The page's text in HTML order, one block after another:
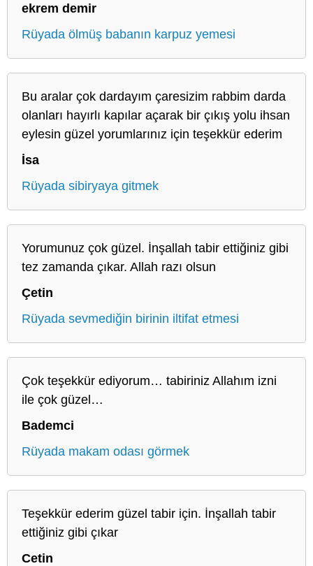
ekrem demir
Rüyada ölmüş babanın karpuz yemesi
Bu aralar çok dardayım çaresizim rabbim darda
olanları hayırlı kapılar açarak bir çıkış yolu ihsan
eylesin güzel yorumlarınız için teşekkür ederim
İsa
Rüyada sibiryaya gitmek
Yorumunuz çok güzel. İnşallah tabir ettiğiniz gibi
tez zamanda çıkar. Allah razı olsun
Çetin
Rüyada sevmediğin birinin iltifat etmesi
Çok teşekkür ediyorum… tabiriniz Allahım izni
ile çok güzel…
Bademci
Rüyada makam odası görmek
Teşekkür ederim güzel tabir için. İnşallah tabir
ettiğiniz gibi çıkar
Cetin